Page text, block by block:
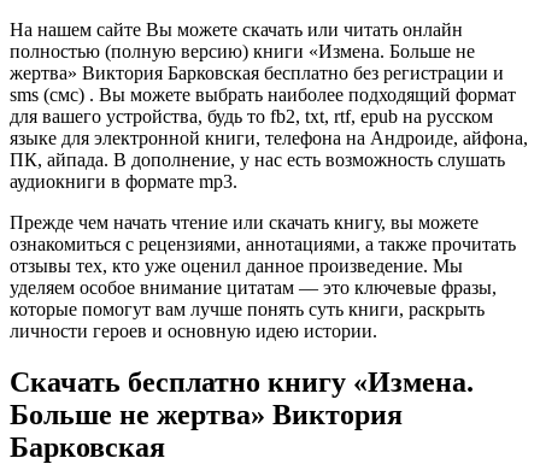
На нашем сайте Вы можете скачать или читать онлайн
полностью (полную версию) книги «Измена. Больше не
жертва» Виктория Барковская бесплатно без регистрации и
sms (смс) . Вы можете выбрать наиболее подходящий формат
для вашего устройства, будь то fb2, txt, rtf, epub на русском
языке для электронной книги, телефона на Андроиде, айфона,
ПК, айпада. В дополнение, у нас есть возможность слушать
аудиокниги в формате mp3.
Прежде чем начать чтение или скачать книгу, вы можете
ознакомиться с рецензиями, аннотациями, а также прочитать
отзывы тех, кто уже оценил данное произведение. Мы
уделяем особое внимание цитатам — это ключевые фразы,
которые помогут вам лучше понять суть книги, раскрыть
личности героев и основную идею истории.
Скачать бесплатно книгу «Измена.
Больше не жертва» Виктория
Барковская